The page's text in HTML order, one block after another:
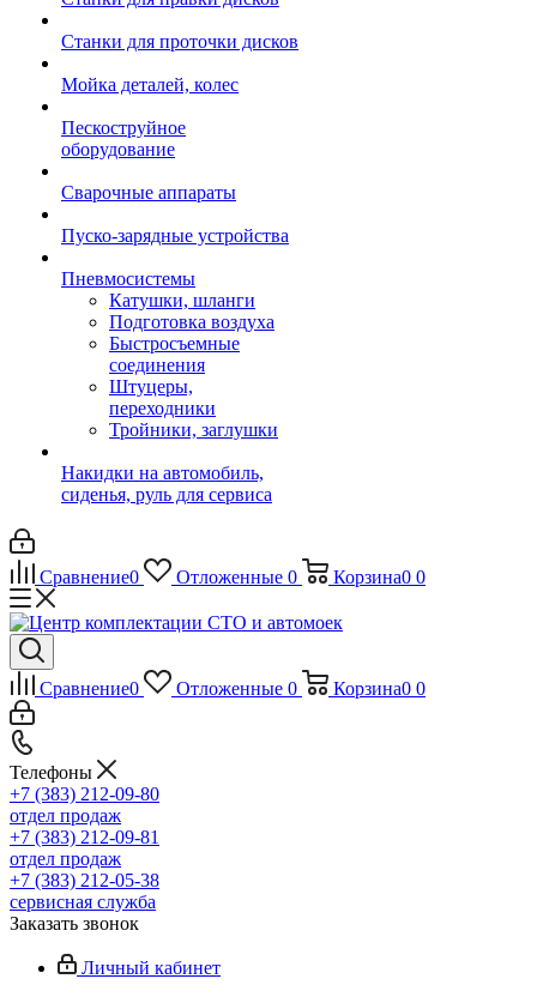
Станки для проточки дисков
Мойка деталей, колес
Пескоструйное
оборудование
Сварочные аппараты
Пуско-зарядные устройства
Пневмосистемы
Катушки, шланги
Подготовка воздуха
Быстросъемные
соединения
Штуцеры,
переходники
Тройники, заглушки
Накидки на автомобиль,
сиденья, руль для сервиса
Сравнение0 Отложенные 0 Корзина0 0
Сравнение0 Отложенные 0 Корзина0 0
Телефоны
+7 (383) 212-09-80
отдел продаж
+7 (383) 212-09-81
отдел продаж
+7 (383) 212-05-38
сервисная служба
Заказать звонок
Личный кабинет